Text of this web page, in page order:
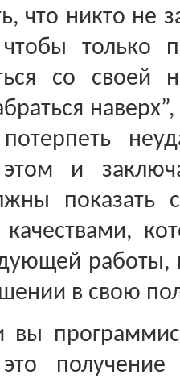
что никто не
только
со своей
и
показать
качествами,
работы,
в свою
вы
получение